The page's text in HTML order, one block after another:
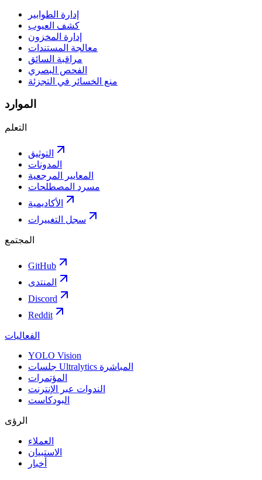
إدارة الطوابير
كشف العيوب
إدارة المخزون
معالجة المستندات
مراقبة السائق
الفحص البصري
منع الخسائر في التجزئة
الموارد
التعلم
التوثيق
المدونات
المعايير المرجعية
مسرد المصطلحات
الأكاديمية
سجل التغييرات
المجتمع
GitHub
المنتدى
Discord
Reddit
الفعاليات
YOLO Vision
جلسات Ultralytics المباشرة
المؤتمرات
الندوات عبر الإنترنت
البودكاست
الرؤى
العملاء
الاستبيان
أخبار